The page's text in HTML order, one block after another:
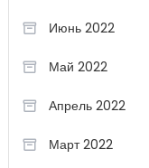
Июнь 2022
Май 2022
Апрель 2022
Март 2022